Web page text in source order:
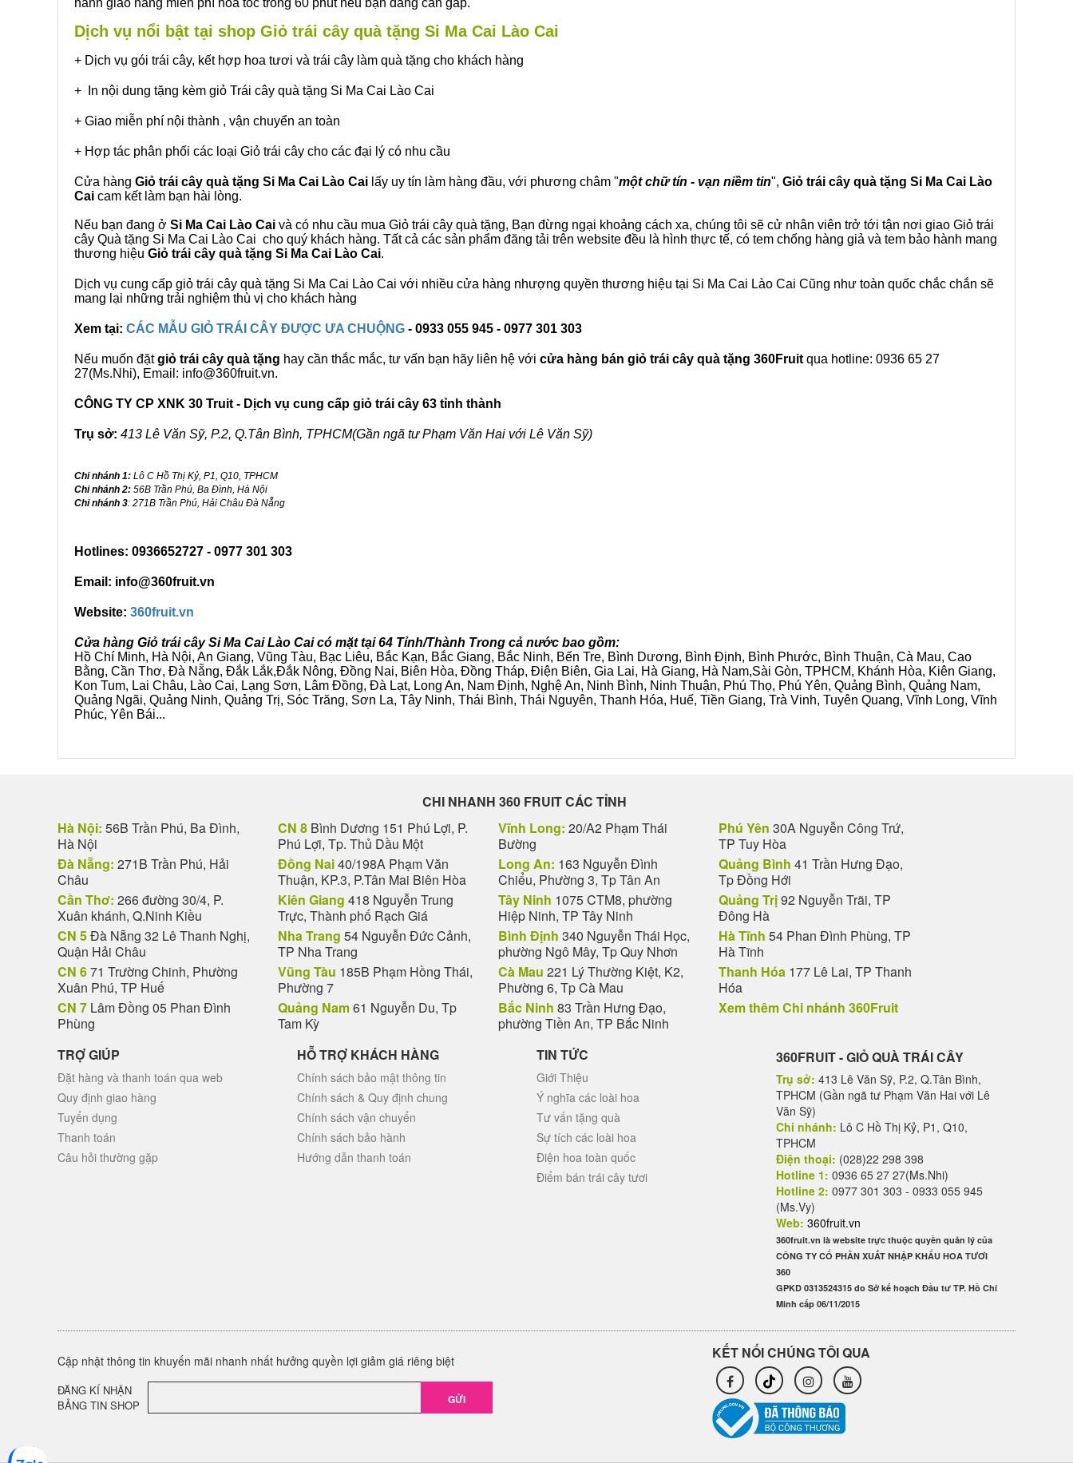
hành giao hàng miễn phí hỏa tốc trong 60 phút nếu bạn đang cần gấp.
Dịch vụ nổi bật tại shop Giỏ trái cây quà tặng Si Ma Cai Lào Cai
+ Dịch vụ gói trái cây, kết hợp hoa tươi và trái cây làm quà tặng cho khách hàng
+ In nội dung tặng kèm giỏ Trái cây quà tặng Si Ma Cai Lào Cai
+ Giao miễn phí nội thành , vận chuyển an toàn
+ Hợp tác phân phối các loại Giỏ trái cây cho các đại lý có nhu cầu
Cửa hàng Giỏ trái cây quà tặng Si Ma Cai Lào Cai lấy uy tín làm hàng đầu, với phương châm "một chữ tín - vạn niềm tin", Giỏ trái cây quà tặng Si Ma Cai Lào
Cai cam kết làm bạn hài lòng.
Nếu bạn đang ở Si Ma Cai Lào Cai và có nhu cầu mua Giỏ trái cây quà tặng, Bạn đừng ngại khoảng cách xa, chúng tôi sẽ cử nhân viên trở tới tận nơi giao Giỏ trái
cây Quà tặng Si Ma Cai Lào Cai cho quý khách hàng. Tất cả các sản phẩm đăng tải trên website đều là hình thực tế, có tem chống hàng giả và tem bảo hành mang
thương hiệu Giỏ trái cây quà tặng Si Ma Cai Lào Cai.
Dịch vụ cung cấp giỏ trái cây quà tặng Si Ma Cai Lào Cai với nhiều cửa hàng nhượng quyền thương hiệu tại Si Ma Cai Lào Cai Cũng như toàn quốc chắc chắn sẽ
mang lại những trải nghiệm thù vị cho khách hàng
Xem tại: CÁC MẪU GIỎ TRÁI CÂY ĐƯỢC ƯA CHUỘNG - 0933 055 945 - 0977 301 303
Nếu muốn đặtgiỏ trái cây quà tặng hay cần thắc mắc, tư vấn bạn hãy liên hệ với cửa hàng bán giỏ trái cây quà tặng 360Fruit qua hotline: 0936 65 27
27(Ms.Nhi), Email: info@360fruit.vn.
CÔNG TY CP XNK 30 Truit - Dịch vụ cung cấp giỏ trái cây 63 tỉnh thành
Trụ sở: 413 Lê Văn Sỹ, P.2, Q.Tân Bình, TPHCM(Gần ngã tư Phạm Văn Hai với Lê Văn Sỹ)
Chi nhánh 1: Lô C Hồ Thị Kỷ, P1, Q10, TPHCM
Chi nhánh 2: 56B Trần Phú, Ba Đình, Hà Nội
Chi nhánh 3: 271B Trần Phú, Hải Châu Đà Nẵng
Hotlines: 0936652727 - 0977 301 303
Email: info@360fruit.vn
Website: 360fruit.vn
Cửa hàng Giỏ trái cây Si Ma Cai Lào Cai có mặt tại 64 Tỉnh/Thành Trong cả nước bao gồm:
Hồ Chí Minh, Hà Nội, An Giang, Vũng Tàu, Bạc Liêu, Bắc Kạn, Bắc Giang, Bắc Ninh, Bến Tre, Bình Dương, Bình Định, Bình Phước, Bình Thuận, Cà Mau, Cao
Bằng, Cần Thơ, Đà Nẵng, Đắk Lắk,Đắk Nông, Đồng Nai, Biên Hòa, Đồng Tháp, Điện Biên, Gia Lai, Hà Giang, Hà Nam,Sài Gòn, TPHCM, Khánh Hòa, Kiên Giang,
Kon Tum, Lai Châu, Lào Cai, Lạng Sơn, Lâm Đồng, Đà Lạt, Long An, Nam Định, Nghệ An, Ninh Bình, Ninh Thuận, Phú Thọ, Phú Yên, Quảng Bình, Quảng Nam,
Quảng Ngãi, Quảng Ninh, Quảng Trị, Sóc Trăng, Sơn La, Tây Ninh, Thái Bình, Thái Nguyên, Thanh Hóa, Huế, Tiền Giang, Trà Vinh, Tuyên Quang, Vĩnh Long, Vĩnh
Phúc, Yên Bái...
CHI NHANH 360 FRUIT CÁC TỈNH
Hà Nội: 56B Trần Phú, Ba Đình,
Hà Nội
Đà Nẵng: 271B Trần Phú, Hải
Châu
Cần Thơ: 266 đường 30/4, P.
Xuân khánh, Q.Ninh Kiều
CN 5Đà Nẵng 32 Lê Thanh Nghị,
Quận Hải Châu
CN 671 Trường Chinh, Phường
Xuân Phú, TP Huế
CN 7 Lâm Đồng 05 Phan Đình
Phùng
CN 8 Bình Dương 151 Phú Lợi, P.
Phú Lợi, Tp. Thủ Dầu Một
Đồng Nai40/198A Phạm Văn
Thuận, KP.3, P.Tân Mai Biên Hòa
Kiên Giang 418 Nguyễn Trung
Trực, Thành phố Rạch Giá
Nha Trang 54 Nguyễn Đức Cảnh,
TP Nha Trang
Vũng Tàu 185B Phạm Hồng Thái,
Phường 7
Quảng Nam61 Nguyễn Du, Tp
Tam Kỳ
Vĩnh Long: 20/A2 Phạm Thái
Bường
Long An: 163 Nguyễn Đình
Chiểu, Phường 3, Tp Tân An
Tây Ninh 1075 CTM8, phường
Hiệp Ninh, TP Tây Ninh
Bình Định 340 Nguyễn Thái Học,
phường Ngô Mây, Tp Quy Nhơn
Cà Mau 221 Lý Thường Kiệt, K2,
Phường 6, Tp Cà Mau
Bắc Ninh 83 Trần Hưng Đạo,
phường Tiền An, TP Bắc Ninh
Phú Yên 30A Nguyễn Công Trứ,
TP Tuy Hòa
Quảng Bình 41 Trần Hưng Đạo,
Tp Đồng Hới
Quảng Trị92 Nguyễn Trãi, TP
Đông Hà
Hà Tĩnh 54 Phan Đình Phùng, TP
Hà Tĩnh
Thanh Hóa 177 Lê Lai, TP Thanh
Hóa
Xem thêm Chi nhánh 360Fruit
TRỢ GIÚP
Đặt hàng và thanh toán qua web
Quy định giao hàng
Tuyển dụng
Thanh toán
Câu hỏi thường gặp
HỖ TRỢ KHÁCH HÀNG
Chính sách bảo mật thông tin
Chính sách & Quy định chung
Chính sách vận chuyển
Chính sách bảo hành
Hướng dẫn thanh toán
TIN TỨC
Giới Thiệu
Ý nghĩa các loài hoa
Tư vấn tặng quà
Sự tích các loài hoa
Điện hoa toàn quốc
Điểm bán trái cây tươi
360FRUIT - GIỎ QUÀ TRÁI CÂY
Trụ sở: 413 Lê Văn Sỹ, P.2, Q.Tân Bình,
TPHCM (Gần ngã tư Phạm Văn Hai với Lê
Văn Sỹ)
Chi nhánh: Lô C Hồ Thị Kỷ, P1, Q10,
TPHCM
Điện thoại: (028)22 298 398
Hotline 1: 0936 65 27 27(Ms.Nhi)
Hotline 2: 0977 301 303 - 0933 055 945
(Ms.Vy)
Web: 360fruit.vn
360fruit.vn là website trực thuộc quyền quản lý của
CÔNG TY CỔ PHẦN XUẤT NHẬP KHẨU HOA TƯƠI
360
GPKD 0313524315 do Sở kế hoạch Đầu tư TP. Hồ Chí
Minh cấp 06/11/2015
Cập nhật thông tin khuyến mãi nhanh nhất hưởng quyền lợi giảm giá riêng biệt
ĐĂNG KÍ NHẬN
BẢNG TIN SHOP
GỬI
KẾT NỐI CHÚNG TÔI QUA